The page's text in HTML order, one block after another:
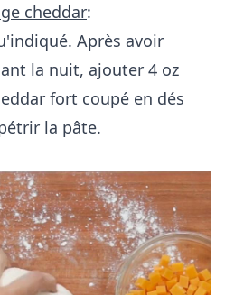
cheddar:
Après avoir
la nuit, ajouter 4 oz
fort coupé en dés
la pâte.